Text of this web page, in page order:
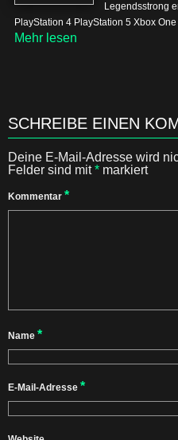
Legendsstrong
PlayStation 4 PlayStation 5 Xbox
Mehr lesen
SCHREIBE EINEN
Deine E-Mail-Adresse wird
Felder sind mit* markiert
Kommentar *
Name *
E-Mail-Adresse *